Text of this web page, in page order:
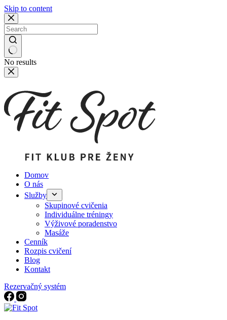
Skip to content
No results
Domov
O nás
Služby
Skupinové cvičenia
Individuálne tréningy
Výživové poradenstvo
Masáže
Cenník
Rozpis cvičení
Blog
Kontakt
Rezervačný systém